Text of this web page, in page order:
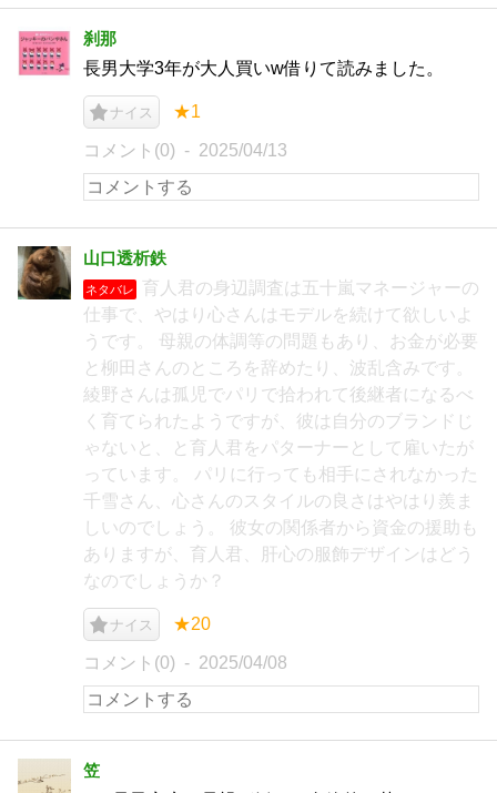
刹那
長男大学3年が大人買いw借りて読みました。
ナイス ★1
コメント(0) 2025/04/13
山口透析鉄
ネタバレ
育人君の身辺調査は五十嵐マネージャーの
仕事で、やはり心さんはモデルを続けて欲しいよ
うです。 母親の体調等の問題もあり、お金が必要
と柳田さんのところを辞めたり、波乱含みです。
綾野さんは孤児でパリで拾われて後継者になるべ
く育てられたようですが、彼は自分のブランドじ
ゃないと、と育人君をパターナーとして雇いたが
っています。 パリに行っても相手にされなかった
千雪さん、心さんのスタイルの良さはやはり羨ま
しいのでしょう。 彼女の関係者から資金の援助も
ありますが、育人君、肝心の服飾デザインはどう
なのでしょうか？
ナイス ★20
コメント(0) 2025/04/08
笠